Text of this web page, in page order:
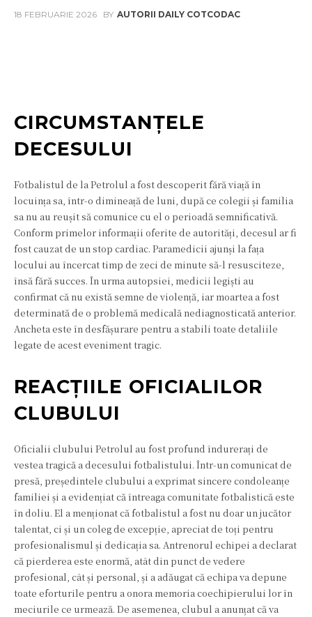
18 FEBRUARIE 2026 BY AUTORII DAILY COTCODAC
CIRCUMSTANȚELE
DECESULUI
Fotbalistul de la Petrolul a fost descoperit fără viață în
locuința sa, într-o dimineață de luni, după ce colegii și familia
sa nu au reușit să comunice cu el o perioadă semnificativă.
Conform primelor informații oferite de autorități, decesul ar fi
fost cauzat de un stop cardiac. Paramedicii ajunși la fața
locului au încercat timp de zeci de minute să-l resusciteze,
însă fără succes. În urma autopsiei, medicii legiști au
confirmat că nu există semne de violență, iar moartea a fost
determinată de o problemă medicală nediagnosticată anterior.
Ancheta este în desfășurare pentru a stabili toate detaliile
legate de acest eveniment tragic.
REACȚIILE OFICIALILOR
CLUBULUI
Oficialii clubului Petrolul au fost profund îndurerați de
vestea tragică a decesului fotbalistului. Într-un comunicat de
presă, președintele clubului a exprimat sincere condoleanțe
familiei și a evidențiat că întreaga comunitate fotbalistică este
în doliu. El a menționat că fotbalistul a fost nu doar un jucător
talentat, ci și un coleg de excepție, apreciat de toți pentru
profesionalismul și dedicația sa. Antrenorul echipei a declarat
că pierderea este enormă, atât din punct de vedere
profesional, cât și personal, și a adăugat că echipa va depune
toate eforturile pentru a onora memoria coechipierului lor în
meciurile ce urmează. De asemenea, clubul a anunțat că va